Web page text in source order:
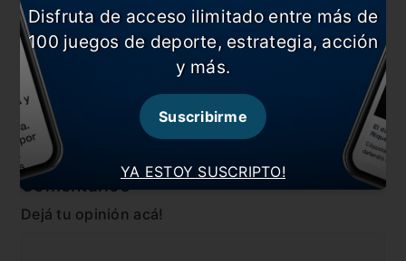
En esta nota:
#Eliminatorias #Messi
#Noticia #Selección
#Venezuela
Comentarios
Dejá tu opinión acá!
YA ESTOY SUSCRIPTO!
Disfruta de acceso ilimitado entre más de
100 juegos de deporte, estrategia, acción
y más.
Suscribirme